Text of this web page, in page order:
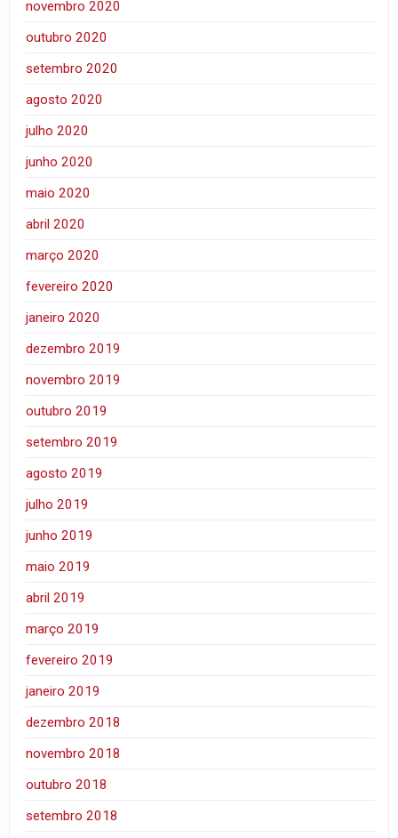
novembro 2020
outubro 2020
setembro 2020
agosto 2020
julho 2020
junho 2020
maio 2020
abril 2020
março 2020
fevereiro 2020
janeiro 2020
dezembro 2019
novembro 2019
outubro 2019
setembro 2019
agosto 2019
julho 2019
junho 2019
maio 2019
abril 2019
março 2019
fevereiro 2019
janeiro 2019
dezembro 2018
novembro 2018
outubro 2018
setembro 2018